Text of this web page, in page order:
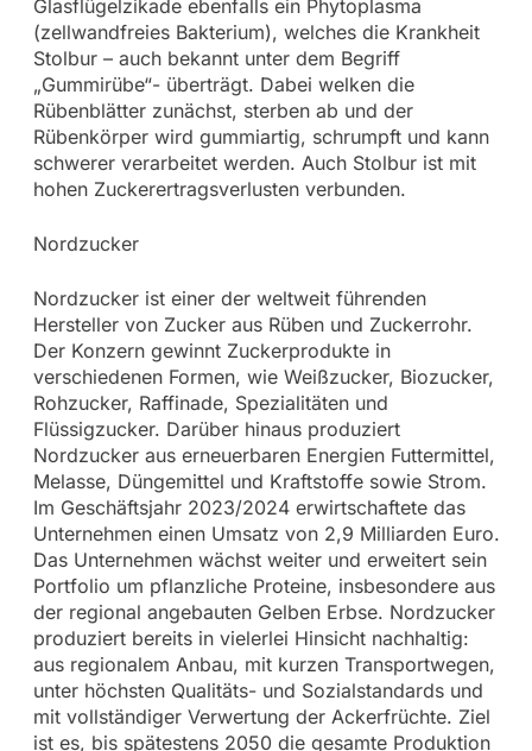
Glasflügelzikade ebenfalls ein Phytoplasma
(zellwandfreies Bakterium), welches die Krankheit
Stolbur – auch bekannt unter dem Begriff
„Gummirübe“- überträgt. Dabei welken die
Rübenblätter zunächst, sterben ab und der
Rübenkörper wird gummiartig, schrumpft und kann
schwerer verarbeitet werden. Auch Stolbur ist mit
hohen Zuckerertragsverlusten verbunden.
Nordzucker
Nordzucker ist einer der weltweit führenden
Hersteller von Zucker aus Rüben und Zuckerrohr.
Der Konzern gewinnt Zuckerprodukte in
verschiedenen Formen, wie Weißzucker, Biozucker,
Rohzucker, Raffinade, Spezialitäten und
Flüssigzucker. Darüber hinaus produziert
Nordzucker aus erneuerbaren Energien Futtermittel,
Melasse, Düngemittel und Kraftstoffe sowie Strom.
Im Geschäftsjahr 2023/2024 erwirtschaftete das
Unternehmen einen Umsatz von 2,9 Milliarden Euro.
Das Unternehmen wächst weiter und erweitert sein
Portfolio um pflanzliche Proteine, insbesondere aus
der regional angebauten Gelben Erbse. Nordzucker
produziert bereits in vielerlei Hinsicht nachhaltig:
aus regionalem Anbau, mit kurzen Transportwegen,
unter höchsten Qualitäts- und Sozialstandards und
mit vollständiger Verwertung der Ackerfrüchte. Ziel
ist es, bis spätestens 2050 die gesamte Produktion